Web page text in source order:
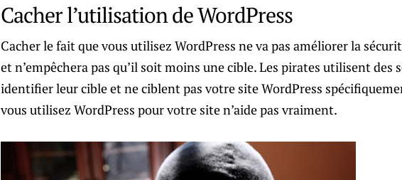
Cacher l’utilisation de WordPress
Cacher le fait que vous utilisez WordPress ne va pas améliorer la
et n’empêchera pas qu’il soit moins une cible. Les pirates utilisent des
identifier leur cible et ne ciblent pas votre site WordPress
vous utilisez WordPress pour votre site n’aide pas vraiment.